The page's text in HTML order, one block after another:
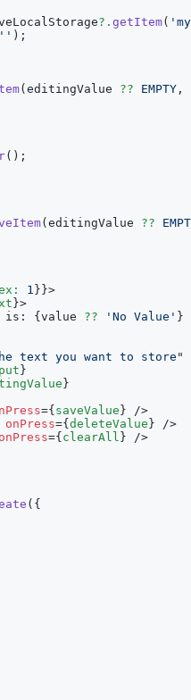
?. getItem(
'' ) ;
(editingValue ?? EMPTY ,
( ) ;
(editingValue ??
: 1 }}>
}>
is:
{value ?? 'No Value' }
text you want to store "
}
}
={saveValue}
/>
onPress={deleteValue}
/>
onPress={clearAll }
/>
( {